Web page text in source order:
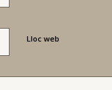
Lloc web